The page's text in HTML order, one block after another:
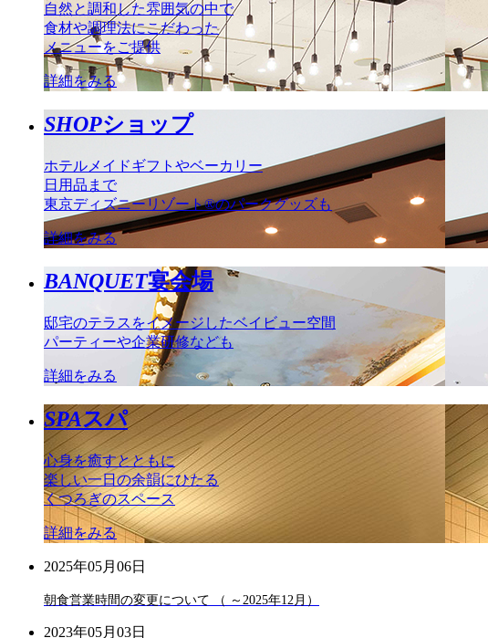
自然と調和した雰囲気の中で
食材や調理法にこだわった
メニューをご提供
詳細をみる
SHOPショップ
ホテルメイドギフトやベーカリー
日用品まで
東京ディズニーリゾート®のパークグッズも
詳細をみる
BANQUET宴会場
邸宅のテラスをイメージしたベイビュー空間
パーティーや企業研修なども
詳細をみる
SPAスパ
心身を癒すとともに
楽しい一日の余韻にひたる
くつろぎのスペース
詳細をみる
2025年05月06日
朝食営業時間の変更について （ ～2025年12月）
2023年05月03日